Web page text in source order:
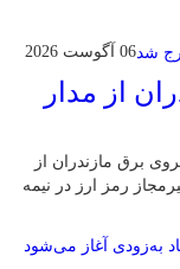
06 آگوست 2026
از مدار
برق مازندران از
استخراج غیرمجاز رمز ارز در نیمه